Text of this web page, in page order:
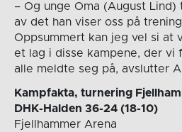
– Og unge Oma (August
av det han viser oss på
Oppsummert kan jeg vel si at
et lag i disse kampene, der vi
alle meldte seg på, avslutter
Kampfakta, turnering
DHK-Halden 36-24 (18-10)
Fjellhammer Arena